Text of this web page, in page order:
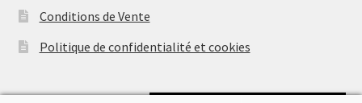
Conditions de Vente
Politique de confidentialité et cookies